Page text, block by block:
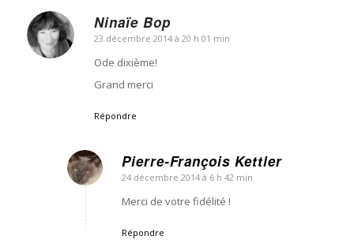
Ninaïe Bop
dit
:
23 décembre 2014 à 20 h 01 min
Ode dixième!
Grand merci
Répondre
Pierre-François Kettler
dit
24 décembre 2014 à 6 h 42 min
Merci de votre fidélité !
Répondre